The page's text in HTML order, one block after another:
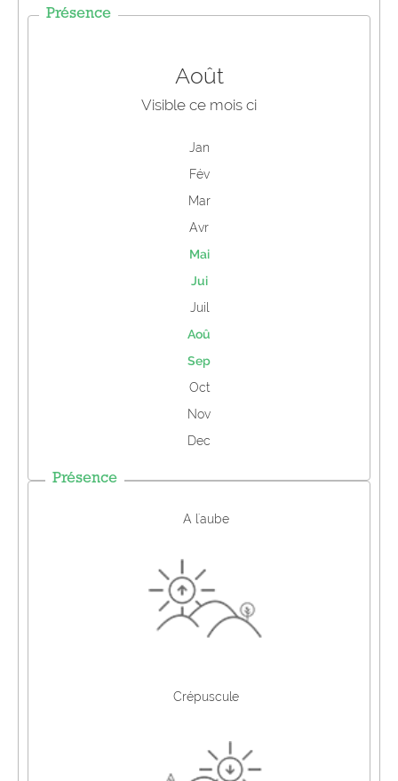
Présence
Août
Visible ce mois ci
Jan
Fév
Mar
Avr
Mai
Jui
Juil
Aoû
Sep
Oct
Nov
Dec
Présence
A l'aube
Crépuscule